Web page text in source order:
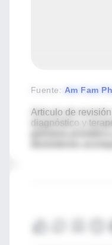
Fuente: Am Fam
Articulo de
diagnóstico y